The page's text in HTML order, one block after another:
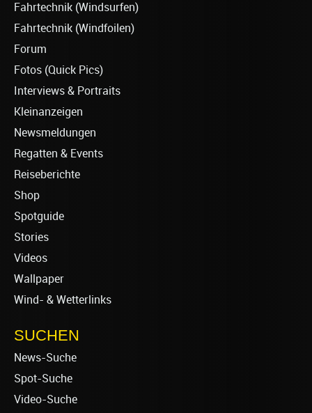
Fahrtechnik (Windsurfen)
Fahrtechnik (Windfoilen)
Forum
Fotos (Quick Pics)
Interviews & Portraits
Kleinanzeigen
Newsmeldungen
Regatten & Events
Reiseberichte
Shop
Spotguide
Stories
Videos
Wallpaper
Wind- & Wetterlinks
SUCHEN
News-Suche
Spot-Suche
Video-Suche